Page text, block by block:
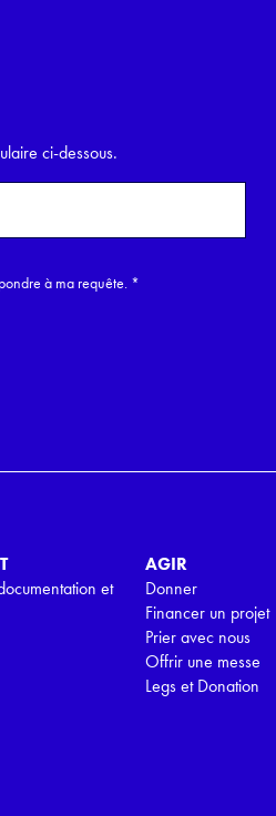
ci-dessous.
à ma requête. *
et
AGIR
Donner
Financer un projet
Prier avec nous
Offrir une messe
Legs et Donation